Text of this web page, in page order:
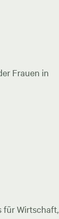
Frauen in
für Wirtschaft,